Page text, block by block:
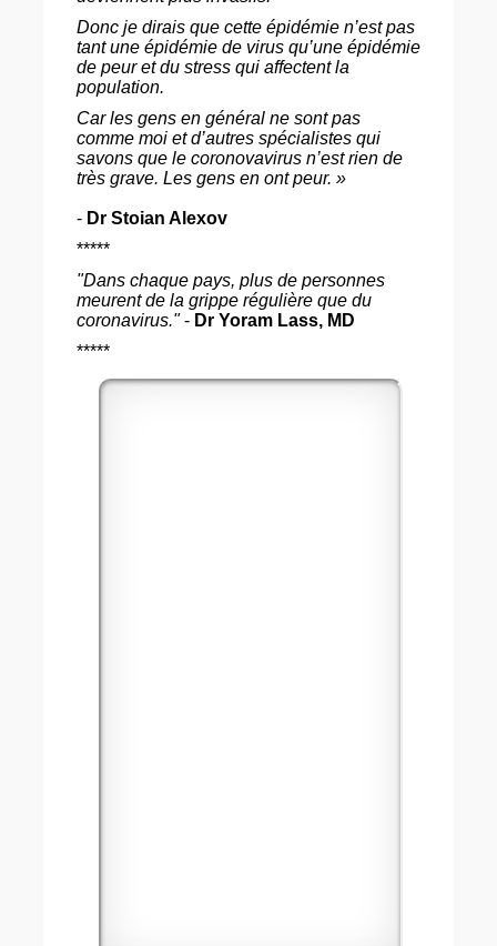
Donc je dirais que cette épidémie n’est pas
tant une épidémie de virus qu’une épidémie
de peur et du stress qui affectent la
population.
Car les gens en général ne sont pas
comme moi et d’autres spécialistes qui
savons que le coronovavirus n’est rien de
très grave. Les gens en ont peur. »
- Dr Stoian Alexov
*****
"Dans chaque pays, plus de personnes
meurent de la grippe régulière que du
coronavirus." - Dr Yoram Lass, MD
*****